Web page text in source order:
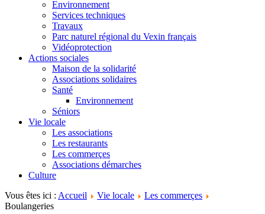
Environnement
Services techniques
Travaux
Parc naturel régional du Vexin français
Vidéoprotection
Actions sociales
Maison de la solidarité
Associations solidaires
Santé
Environnement
Séniors
Vie locale
Les associations
Les restaurants
Les commerçes
Associations démarches
Culture
Vous êtes ici : Accueil Vie locale
Les commerçes
Boulangeries